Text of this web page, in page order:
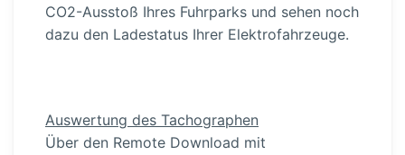
CO2-Ausstoß Ihres Fuhrparks und sehen noch
dazu den Ladestatus Ihrer Elektro­fahr­zeuge.
Auswertung des Tacho­graphen
Über den Remote Download mit